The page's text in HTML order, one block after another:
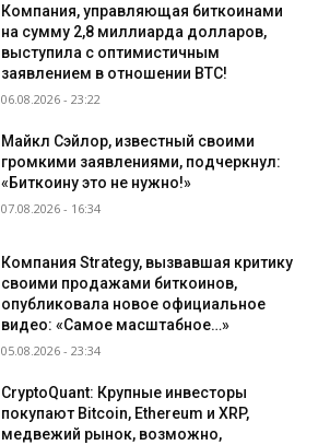
Компания, управляющая биткоинами
на сумму 2,8 миллиарда долларов,
выступила с оптимистичным
заявлением в отношении BTC!
06.08.2026 - 23:22
Майкл Сэйлор, известный своими
громкими заявлениями, подчеркнул:
«Биткоину это не нужно!»
07.08.2026 - 16:34
Компания Strategy, вызвавшая критику
своими продажами биткоинов,
опубликовала новое официальное
видео: «Самое масштабное…»
05.08.2026 - 23:34
CryptoQuant: Крупные инвесторы
покупают Bitcoin, Ethereum и XRP,
медвежий рынок, возможно,